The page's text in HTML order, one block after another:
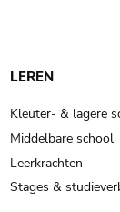
LEREN
Kleuter- & lagere
Middelbare school
Leerkrachten
Stages &